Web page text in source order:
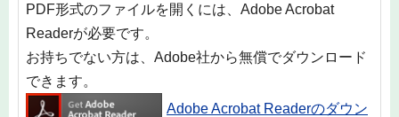
PDF形式のファイルを開くには、Adobe Acrobat
Readerが必要です。
お持ちでない方は、Adobe社から無償でダウンロード
できます。
Adobe Acrobat Readerのダウン